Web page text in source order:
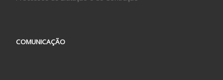
COMUNICAÇÃO